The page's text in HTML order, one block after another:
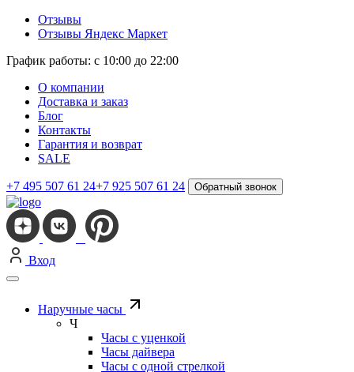
Отзывы
Отзывы Яндекс Маркет
График работы: с 10:00 до 22:00
О компании
Доставка и заказ
Блог
Контакты
Гарантия и возврат
SALE
+7 495 507 61 24+7 925 507 61 24 Обратный звонок
Вход
Наручные часы
Ч
Часы с уценкой
Часы дайвера
Часы с одной стрелкой